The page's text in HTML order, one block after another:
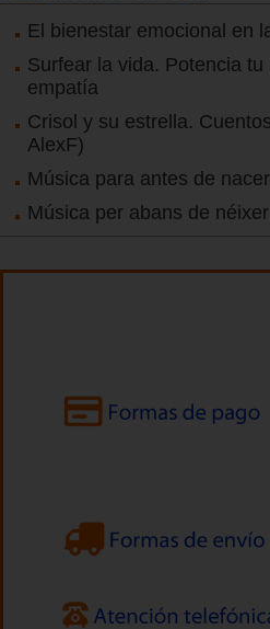
El bienestar emocional en
Surfear la vida. Potencia
empatía
Crisol y su estrella.
AlexF)
Música para antes de nacer
Música per abans de néixer